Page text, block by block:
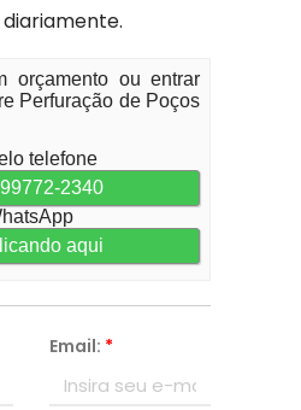
orçamento ou entrar
Perfuração de Poços
telefone
2340
aqui
Email: *